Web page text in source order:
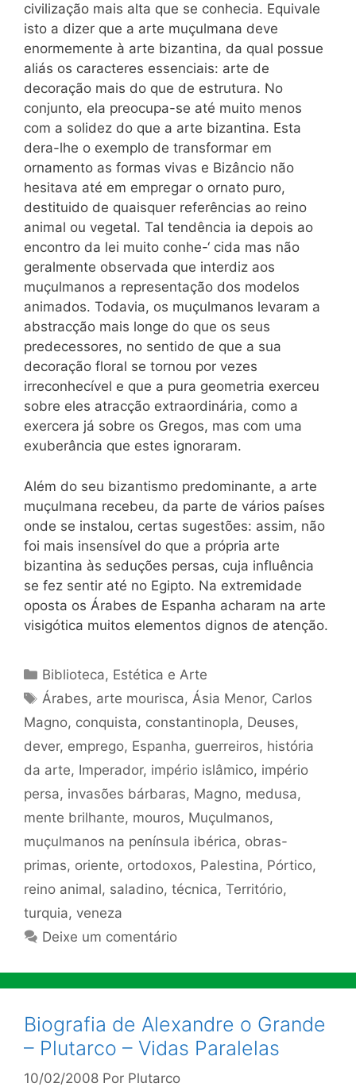
civilização mais alta que se conhecia. Equivale
isto a dizer que a arte muçulmana deve
enormemente à arte bizantina, da qual possue
aliás os caracteres essenciais: arte de
decoração mais do que de estrutura. No
conjunto, ela preocupa-se até muito menos
com a solidez do que a arte bizantina. Esta
dera-lhe o exemplo de transformar em
ornamento as formas vivas e Bizâncio não
hesitava até em empregar o ornato puro,
destituido de quaisquer referências ao reino
animal ou vegetal. Tal tendência ia depois ao
encontro da lei muito conhe-‘ cida mas não
geralmente observada que interdiz aos
muçulmanos a representação dos modelos
animados. Todavia, os muçulmanos levaram a
abstracção mais longe do que os seus
predecessores, no sentido de que a sua
decoração floral se tornou por vezes
irreconhecível e que a pura geometria exerceu
sobre eles atracção extraordinária, como a
exercera já sobre os Gregos, mas com uma
exuberância que estes ignoraram.
Além do seu bizantismo predominante, a arte
muçulmana recebeu, da parte de vários países
onde se instalou, certas sugestões: assim, não
foi mais insensível do que a própria arte
bizantina às seduções persas, cuja influência
se fez sentir até no Egipto. Na extremidade
oposta os Árabes de Espanha acharam na arte
visigótica muitos elementos dignos de atenção.
Categorias
Biblioteca, Estética e Arte
Tags
Árabes, arte mourisca, Ásia Menor, Carlos
Magno, conquista, constantinopla, Deuses,
dever, emprego, Espanha, guerreiros, história
da arte, Imperador, império islâmico, império
persa, invasões bárbaras, Magno, medusa,
mente brilhante, mouros, Muçulmanos,
muçulmanos na península ibérica, obras-
primas, oriente, ortodoxos, Palestina, Pórtico,
reino animal, saladino, técnica, Território,
turquia, veneza
Deixe um comentário
Biografia de Alexandre o Grande
– Plutarco – Vidas Paralelas
10/02/2008 Por Plutarco